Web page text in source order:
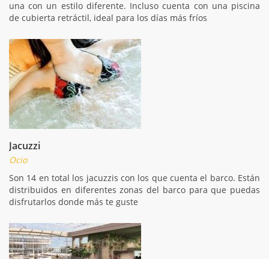
una con un estilo diferente. Incluso cuenta con una piscina
de cubierta retráctil, ideal para los días más fríos
Jacuzzi
Ocio
Son 14 en total los jacuzzis con los que cuenta el barco. Están
distribuidos en diferentes zonas del barco para que puedas
disfrutarlos donde más te guste